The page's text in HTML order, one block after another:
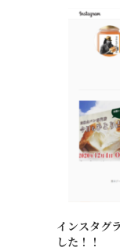
インスタグ
した！！